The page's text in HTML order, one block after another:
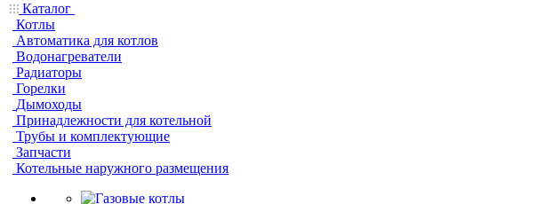
Каталог
Котлы
Автоматика для котлов
Водонагреватели
Радиаторы
Горелки
Дымоходы
Принадлежности для котельной
Трубы и комплектующие
Запчасти
Котельные наружного размещения